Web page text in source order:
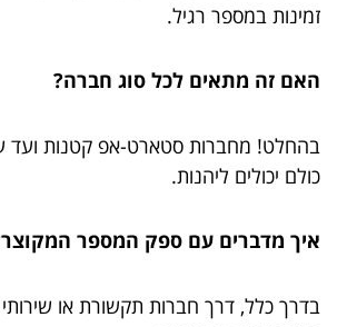
זמינות במספר רגיל.
האם זה מתאים לכל סוג חברה?
בהחלט! מחברות סטארט-אפ קטנות ועד
כולם יכולים ליהנות.
איך מדברים עם ספק המספר
בדרך כלל, דרך חברות תקשורת או